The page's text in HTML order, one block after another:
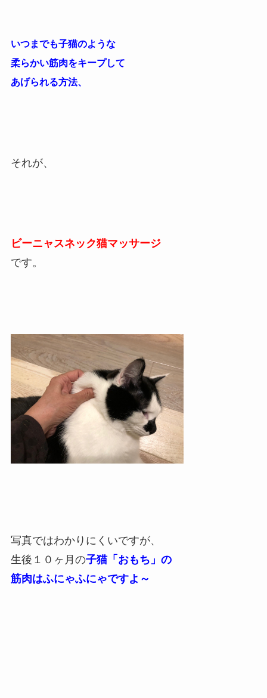
いつまでも子猫のような
柔らかい筋肉をキープして
あげられる方法、
それが、
ビーニャスネック猫マッサージ
です。
写真ではわかりにくいですが、
生後１０ヶ月の子猫「おもち」の
筋肉はふにゃふにゃですよ～